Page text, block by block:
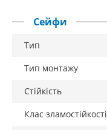
Сейфи
Тип
Тип монтажу
Стійкість
Клас зламостійкості